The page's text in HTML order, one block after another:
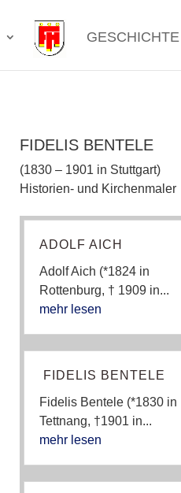
GESCHICHTE
FIDELIS BENTELE
(1830 – 1901 in Stuttgart)
Historien- und Kirchenmaler
ADOLF AICH
Adolf Aich (*1824 in
Rottenburg, † 1909 in...
mehr lesen
FIDELIS BENTELE
Fidelis Bentele (*1830 in
Tettnang, †1901 in...
mehr lesen